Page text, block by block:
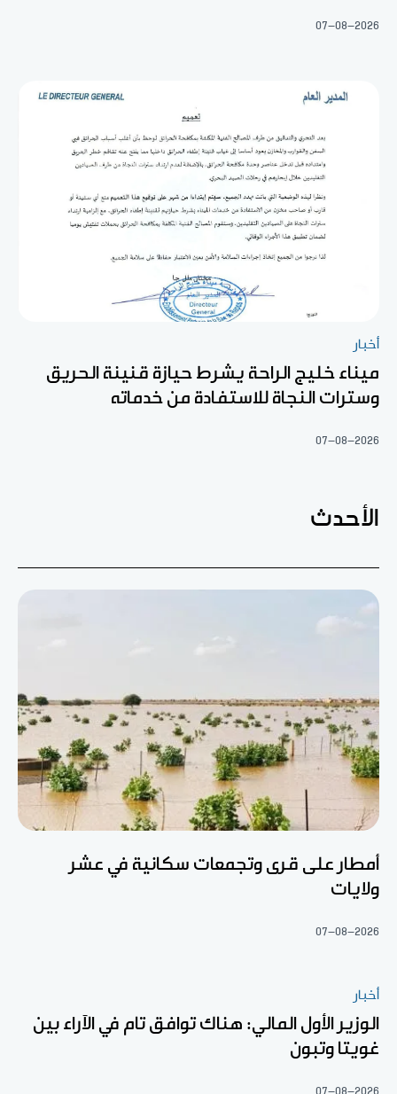
07-08-2026
أخبار
ميناء خليج الراحة يشرط حيازة قنينة الحريق
وسترات النجاة للاستفادة من خدماته
07-08-2026
الأحدث
أمطار على قرى وتجمعات سكانية في عشر
ولايات
07-08-2026
أخبار
الوزير الأول المالي: هناك توافق تام في الآراء بين
غويتا وتبون
07-08-2026